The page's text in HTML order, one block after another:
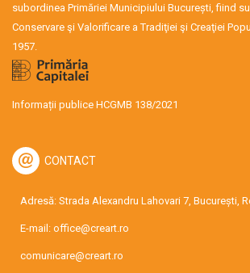
subordinea Primăriei Municipiului București, fiind
Conservare şi Valorificare a Tradiţiei şi Creaţiei
1957.
Informații publice HCGMB 138/2021
CONTACT
Adresă: Strada Alexandru Lahovari 7, București,
E-mail: office@creart.ro
comunicare@creart.ro